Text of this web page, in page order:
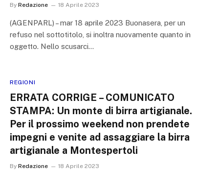
By Redazione 18 Aprile 2023
(AGENPARL) – mar 18 aprile 2023 Buonasera, per un
refuso nel sottotitolo, si inoltra nuovamente quanto in
oggetto. Nello scusarci…
REGIONI
ERRATA CORRIGE – COMUNICATO
STAMPA: Un monte di birra artigianale.
Per il prossimo weekend non prendete
impegni e venite ad assaggiare la birra
artigianale a Montespertoli
By Redazione 18 Aprile 2023